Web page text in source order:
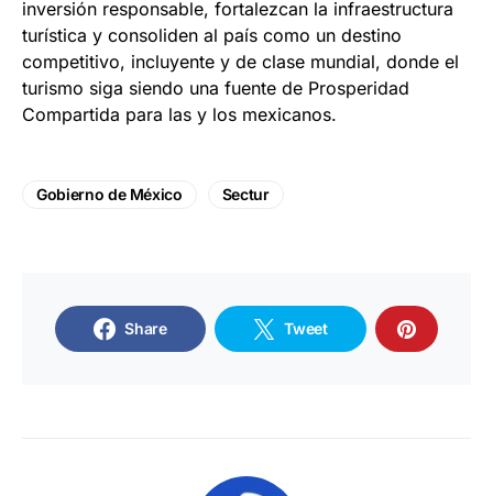
inversión responsable, fortalezcan la infraestructura
turística y consoliden al país como un destino
competitivo, incluyente y de clase mundial, donde el
turismo siga siendo una fuente de Prosperidad
Compartida para las y los mexicanos.
Gobierno de México Sectur
Share Tweet